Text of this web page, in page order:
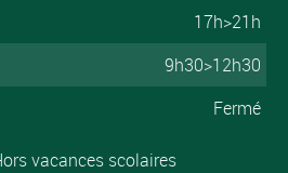
17h>21h
9h30>12h30
Fermé
vacances scolaires